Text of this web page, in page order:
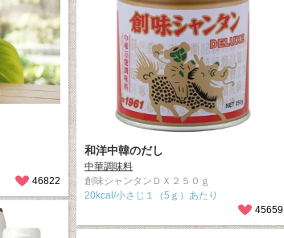
46822
和洋中韓のだし
中華調味料
創味シャンタンＤＸ２５０ｇ
20kcal/小さじ１（5ｇ）あたり
45659